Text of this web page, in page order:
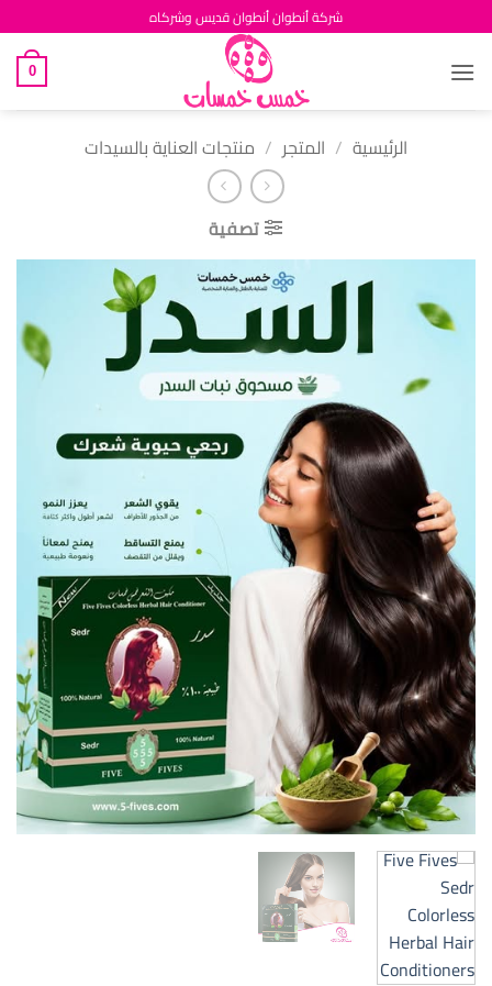
للمحتوى
شركة أنطوان أنطوان قديس وشركاه
0
الرئيسية / المتجر / منتجات العناية بالسيدات
تصفية